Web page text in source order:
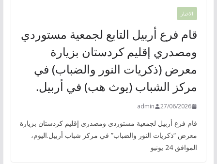
الاخبار
قام فرع أربيل التابع لجمعية مستوردي
ومصدري إقليم كردستان بزيارة
معرض (ذكريات النور والضباب) في
مركز الشباب (يوث هب) في أربيل.
27/06/2026
admin
قام فرع أربيل لجمعية مستوردي ومصدري إقليم كردستان بزيارة
معرض “ذكريات النور والضباب” في مركز شباب أربيل.اليوم،
الموافق 24 يونيو